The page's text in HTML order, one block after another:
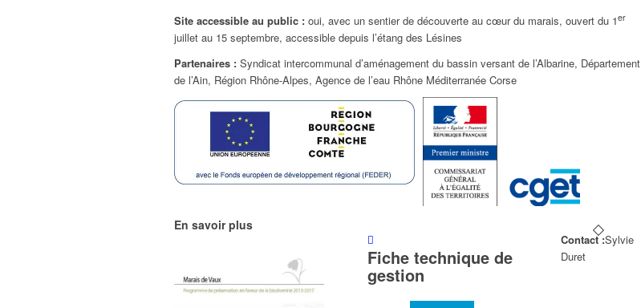
Site accessible au public : oui, avec un sentier de découverte au cœur du marais, ouvert du 1er
juillet au 15 septembre, accessible depuis l’étang des Lésines
Partenaires : Syndicat intercommunal d’aménagement du bassin versant de l’Albarine, Département
de l’Ain, Région Rhône-Alpes, Agence de l’eau Rhône Méditerranée Corse
En savoir plus
Fiche technique de
gestion
Contact :Sylvie
Duret